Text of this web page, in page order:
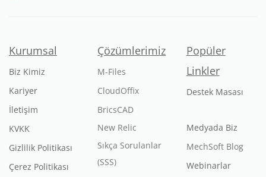
Kurumsal
Biz Kimiz
Kariyer
İletişim
KVKK
Gizlilik Politikası
Çerez Politikası
Çözümlerimiz
M-Files
CloudOffix
BricsCAD
New Relic
Sıkça Sorulanlar
(SSS)
Popüler
Linkler
Destek Masası
Medyada Biz
MechSoft Blog
Webinarlar